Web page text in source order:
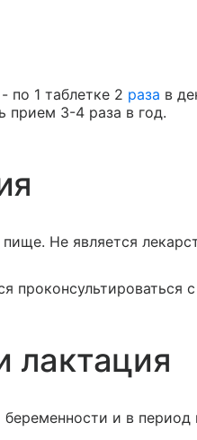
- по 1 таблетке 2 раза в
прием 3-4 раза в год.
Не является
проконсультироваться
лактация
и в период